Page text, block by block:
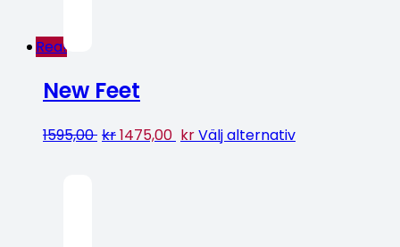
Rea!
New Feet
1595,00 kr1475,00 krVälj alternativ